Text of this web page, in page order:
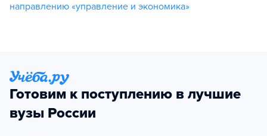
направлению «управление и экономика»
Готовим к поступлению в лучшие
вузы России